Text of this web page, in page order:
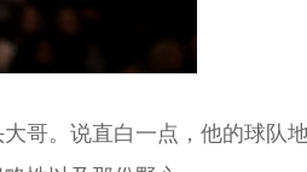
哥。说直白一点，他的球队